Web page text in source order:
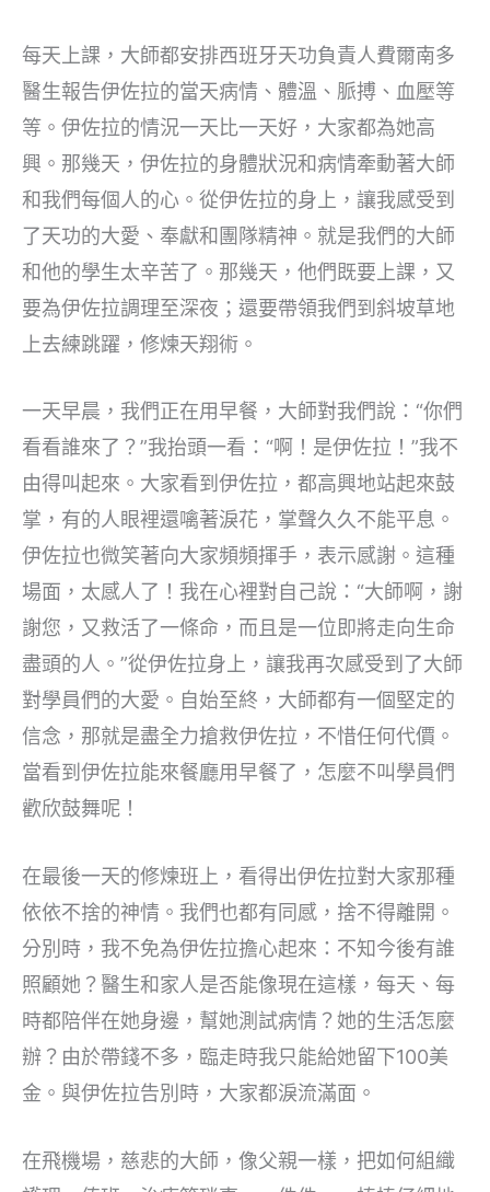
每天上課，大師都安排西班牙天功負責人費爾南多
醫生報告伊佐拉的當天病情、體溫、脈搏、血壓等
等。伊佐拉的情況一天比一天好，大家都為她高
興。那幾天，伊佐拉的身體狀況和病情牽動著大師
和我們每個人的心。從伊佐拉的身上，讓我感受到
了天功的大愛、奉獻和團隊精神。就是我們的大師
和他的學生太辛苦了。那幾天，他們既要上課，又
要為伊佐拉調理至深夜；還要帶領我們到斜坡草地
上去練跳躍，修煉天翔術。
一天早晨，我們正在用早餐，大師對我們說：“你們
看看誰來了？”我抬頭一看：“啊！是伊佐拉！”我不
由得叫起來。大家看到伊佐拉，都高興地站起來鼓
掌，有的人眼裡還噙著淚花，掌聲久久不能平息。
伊佐拉也微笑著向大家頻頻揮手，表示感謝。這種
場面，太感人了！我在心裡對自己說：“大師啊，謝
謝您，又救活了一條命，而且是一位即將走向生命
盡頭的人。”從伊佐拉身上，讓我再次感受到了大師
對學員們的大愛。自始至終，大師都有一個堅定的
信念，那就是盡全力搶救伊佐拉，不惜任何代價。
當看到伊佐拉能來餐廳用早餐了，怎麼不叫學員們
歡欣鼓舞呢！
在最後一天的修煉班上，看得出伊佐拉對大家那種
依依不捨的神情。我們也都有同感，捨不得離開。
分別時，我不免為伊佐拉擔心起來：不知今後有誰
照顧她？醫生和家人是否能像現在這樣，每天、每
時都陪伴在她身邊，幫她測試病情？她的生活怎麼
辦？由於帶錢不多，臨走時我只能給她留下100美
金。與伊佐拉告別時，大家都淚流滿面。
在飛機場，慈悲的大師，像父親一樣，把如何組織